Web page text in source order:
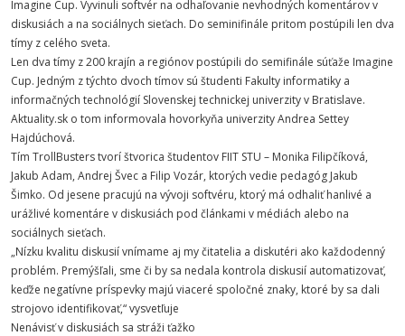
Imagine Cup. Vyvinuli softvér na odhaľovanie nevhodných komentárov v
diskusiách a na sociálnych sieťach. Do seminifinále pritom postúpili len dva
tímy z celého sveta.
Len dva tímy z 200 krajín a regiónov postúpili do semifinále súťaže Imagine
Cup. Jedným z týchto dvoch tímov sú študenti Fakulty informatiky a
informačných technológií Slovenskej technickej univerzity v Bratislave.
Aktuality.sk o tom informovala hovorkyňa univerzity Andrea Settey
Hajdúchová.
Tím TrollBusters tvorí štvorica študentov FIIT STU – Monika Filipčíková,
Jakub Adam, Andrej Švec a Filip Vozár, ktorých vedie pedagóg Jakub
Šimko. Od jesene pracujú na vývoji softvéru, ktorý má odhaliť hanlivé a
urážlivé komentáre v diskusiách pod článkami v médiách alebo na
sociálnych sieťach.
„Nízku kvalitu diskusií vnímame aj my čitatelia a diskutéri ako každodenný
problém. Premýšľali, sme či by sa nedala kontrola diskusií automatizovať,
keďže negatívne príspevky majú viaceré spoločné znaky, ktoré by sa dali
strojovo identifikovať,“ vysvetľuje
Nenávisť v diskusiách sa stráži ťažko